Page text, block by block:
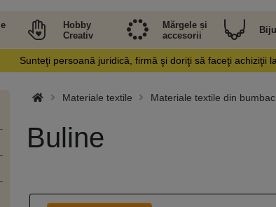
Hobby
Creativ
Mărgele și
accesorii
Sunteţi persoană juridică, firmă şi doriţi să faceţi achiziţii
Materiale textile Materiale textile din bumbac
Buline